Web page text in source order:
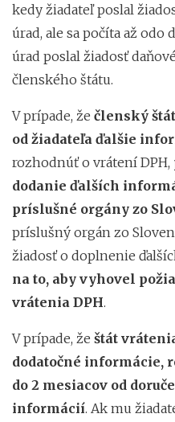
kedy žiadateľ poslal
úrad, ale sa počíta až odo
úrad poslal žiadosť
členského štátu.
V prípade, že členský
od žiadateľa ďalšie
rozhodnúť o vrátení DPH,
dodanie ďalších
príslušné orgány zo
príslušný orgán zo
žiadosť o doplnenie
na to, aby vyhovel
vrátenia DPH.
V prípade, že štát
dodatočné informácie,
do 2 mesiacov od
informácií. Ak mu